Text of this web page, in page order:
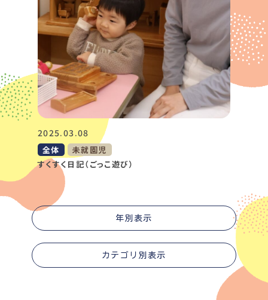
2025.03.08
全体
未就園児
すくすく日記（ごっこ遊び）
年別表示
カテゴリ別表示